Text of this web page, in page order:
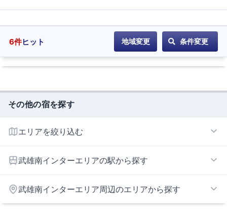
6件ヒット 地域変更 条件変更
その他の宿を探す
エリアを絞り込む
武雄北方インターエリア
武雄南インターエリアの駅から探す
武雄温泉
武雄南インターエリア周辺のエリアから探す